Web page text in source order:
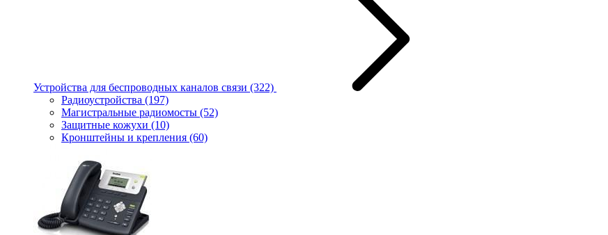
Устройства для беспроводных каналов связи (322)
Радиоустройства (197)
Магистральные радиомосты (52)
Защитные кожухи (10)
Кронштейны и крепления (60)